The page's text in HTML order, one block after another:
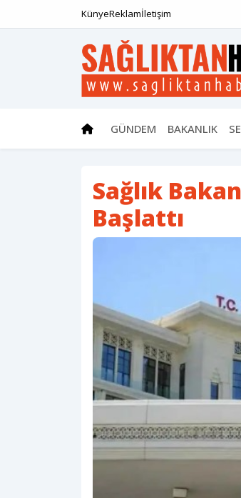
KünyeReklamİletişim
GÜNDEM BAKANLIK
Sağlık
Başlattı